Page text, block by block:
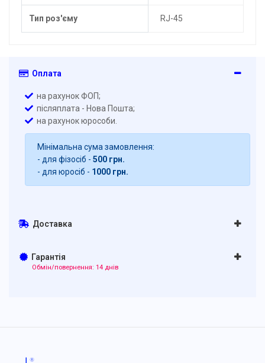
Тип роз'єму RJ-45
Оплата
на рахунок ФОП;
післяплата - Нова Пошта;
на рахунок юрособи.
Мінімальна сума замовлення:
- для фізосіб - 500 грн.
- для юросіб - 1000 грн.
Доставка
Гарантія
Обмін/повернення: 14 днів